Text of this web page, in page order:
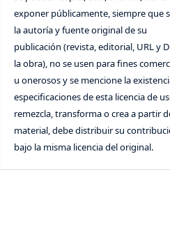
exponer públicamente, siempre que
la autoría y fuente original de su
publicación (revista, editorial, URL y
la obra), no se usen para fines
u onerosos y se mencione la
especificaciones de esta licencia de
remezcla, transforma o crea a partir
material, debe distribuir su
bajo la misma licencia del original.